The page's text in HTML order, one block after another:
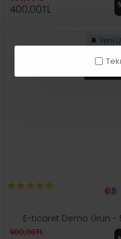
400,00TL
🔔 Yeni
🚚 Hızlı
E-ticaret Demo Ürün -
900,00TL